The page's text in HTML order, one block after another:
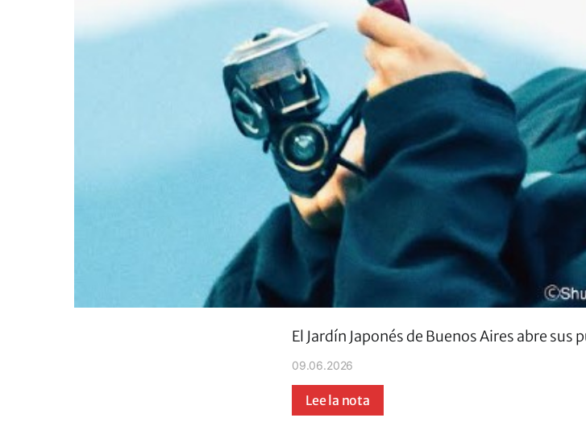
El Jardín Japonés de Buenos Aires abre
09.06.2026
Lee la nota